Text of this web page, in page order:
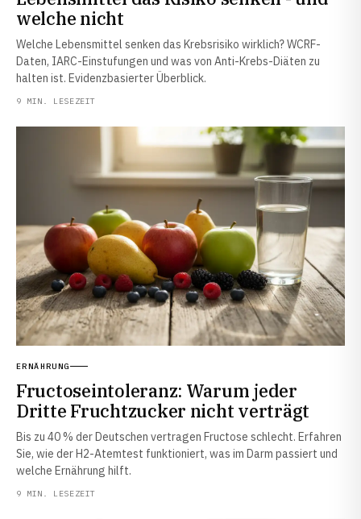
welche nicht
Welche Lebensmittel senken das Krebsrisiko wirklich? WCRF-
Daten, IARC-Einstufungen und was von Anti-Krebs-Diäten zu
halten ist. Evidenzbasierter Überblick.
9 MIN. LESEZEIT
ERNÄHRUNG
Fructoseintoleranz: Warum jeder
Dritte Fruchtzucker nicht verträgt
Bis zu 40 % der Deutschen vertragen Fructose schlecht. Erfahren
Sie, wie der H2-Atemtest funktioniert, was im Darm passiert und
welche Ernährung hilft.
9 MIN. LESEZEIT